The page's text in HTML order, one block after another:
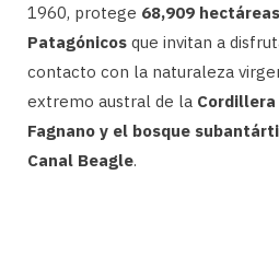
1960, protege 68,909
Patagónicos que invitan a
contacto con la naturaleza
extremo austral de la Cordillera
Fagnano y el bosque
Canal Beagle.